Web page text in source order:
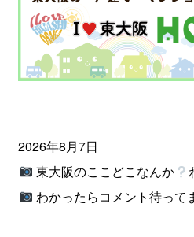
2026年8月7日
東大阪のここどこなんか
わかったらコメント待って